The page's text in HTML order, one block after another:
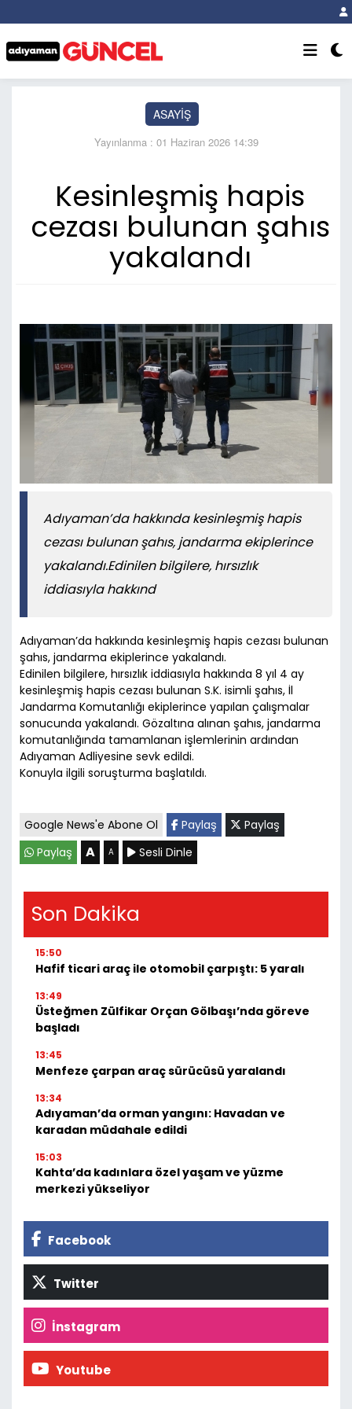
ASAYİŞ
Yayınlanma : 01 Haziran 2026 14:39
Kesinleşmiş hapis
cezası bulunan şahıs
yakalandı
Adıyaman’da hakkında kesinleşmiş hapis
cezası bulunan şahıs, jandarma ekiplerince
yakalandı.Edinilen bilgilere, hırsızlık
iddiasıyla hakkınd
Adıyaman’da hakkında kesinleşmiş hapis cezası bulunan
şahıs, jandarma ekiplerince yakalandı.
Edinilen bilgilere, hırsızlık iddiasıyla hakkında 8 yıl 4 ay
kesinleşmiş hapis cezası bulunan S.K. isimli şahıs, İl
Jandarma Komutanlığı ekiplerince yapılan çalışmalar
sonucunda yakalandı. Gözaltına alınan şahıs, jandarma
komutanlığında tamamlanan işlemlerinin ardından
Adıyaman Adliyesine sevk edildi.
Konuyla ilgili soruşturma başlatıldı.
Google News'e Abone Ol Paylaş
Paylaş
Paylaş
A A Sesli Dinle
Son Dakika
15:50
Hafif ticari araç ile otomobil çarpıştı: 5 yaralı
13:49
Üsteğmen Zülfikar Orçan Gölbaşı’nda göreve
başladı
13:45
Menfeze çarpan araç sürücüsü yaralandı
13:34
Adıyaman’da orman yangını: Havadan ve
karadan müdahale edildi
15:03
Kahta’da kadınlara özel yaşam ve yüzme
merkezi yükseliyor
Facebook
Twitter
İnstagram
Youtube